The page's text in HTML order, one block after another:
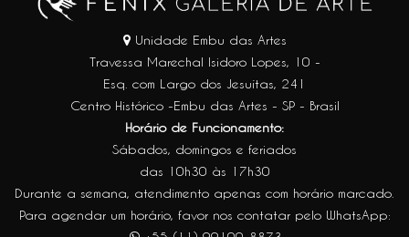
Unidade Embu das Artes
Travessa Marechal Isidoro Lopes, 10 -
Esq. com Largo dos Jesuítas, 241
Centro Histórico -Embu das Artes - SP - Brasil
Horário de Funcionamento:
Sábados, domingos e feriados
das 10h30 às 17h30
Durante a semana, atendimento apenas com horário marcado.
Para agendar um horário, favor nos contatar pelo WhatsApp: